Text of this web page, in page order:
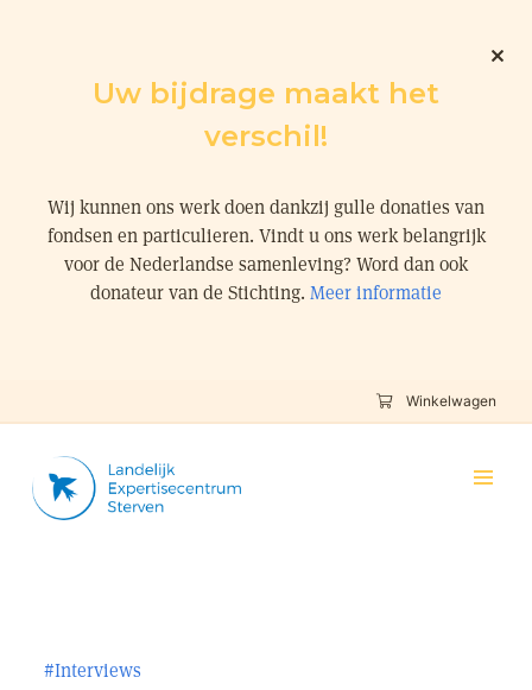
Uw bijdrage maakt het
verschil!
Wij kunnen ons werk doen dankzij gulle donaties van
fondsen en particulieren. Vindt u ons werk belangrijk
voor de Nederlandse samenleving? Word dan ook
donateur van de Stichting. Meer informatie
Winkelwagen
#Interviews